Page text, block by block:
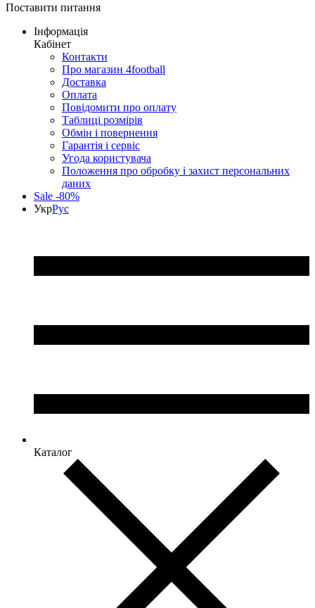
Поставити питання
Інформація
Кабінет
Контакти
Про магазин 4football
Доставка
Оплата
Повідомити про оплату
Таблиці розмірів
Обмін і повернення
Гарантія і сервіс
Угода користувача
Положення про обробку і захист персональних
даних
Sale -80%
УкрРус
Каталог